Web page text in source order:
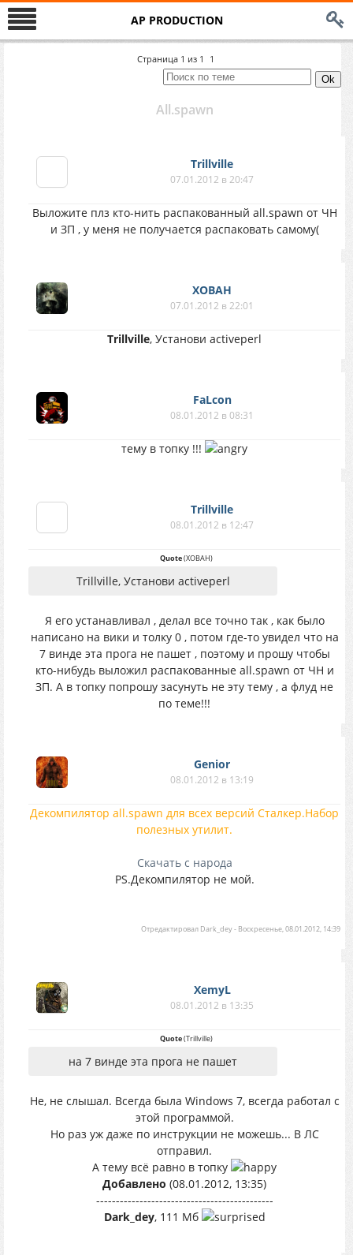
AP PRODUCTION
Страница 1 из 1 1
All.spawn
Trillville
07.01.2012 в 20:47
Выложите плз кто-нить распакованный all.spawn от ЧН
и ЗП , у меня не получается распаковать самому(
XOBAH
07.01.2012 в 22:01
Trillville, Установи activeperl
FaLcon
08.01.2012 в 08:31
тему в топку !!!
Trillville
08.01.2012 в 12:47
Quote(XOBAH)
Trillville, Установи activeperl
Я его устанавливал , делал все точно так , как было
написано на вики и толку 0 , потом где-то увидел что на
7 винде эта прога не пашет , поэтому и прошу чтобы
кто-нибудь выложил распакованные all.spawn от ЧН и
ЗП. А в топку попрошу засунуть не эту тему , а флуд не
по теме!!!
Genior
08.01.2012 в 13:19
Декомпилятор all.spawn для всех версий Сталкер.Набор
полезных утилит.
Скачать с народа
PS.Декомпилятор не мой.
Отредактировал Dark_dey- Воскресенье, 08.01.2012, 14:39
XemyL
08.01.2012 в 13:35
Quote(Trillville)
на 7 винде эта прога не пашет
Не, не слышал. Всегда была Windows 7, всегда работал с
этой программой.
Но раз уж даже по инструкции не можешь... В ЛС
отправил.
А тему всё равно в топку
Добавлено (08.01.2012, 13:35)
---------------------------------------------
Dark_dey, 111 Мб